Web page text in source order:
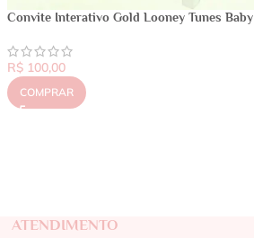
Convite Interativo Gold Looney Tunes Baby
R$ 100,00
COMPRAR
ATENDIMENTO